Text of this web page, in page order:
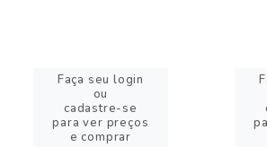
Faça seu login
ou
cadastre-se
para ver preços
e comprar